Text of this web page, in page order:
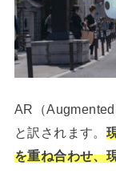
AR（
と訳されます。
を重ね合わせ、